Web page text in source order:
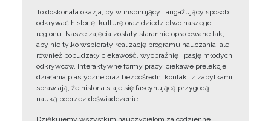
To doskonała okazja, by w inspirujący i angażujący sposób
odkrywać historię, kulturę oraz dziedzictwo naszego
regionu. Nasze zajęcia zostały starannie opracowane tak,
aby nie tylko wspierały realizację programu nauczania, ale
również pobudzały ciekawość, wyobraźnię i pasję młodych
odkrywców. Interaktywne formy pracy, ciekawe prelekcje,
działania plastyczne oraz bezpośredni kontakt z zabytkami
sprawiają, że historia staje się fascynującą przygodą i
nauką poprzez doświadczenie.
Dziękujemy wszystkim nauczycielom za codzienne